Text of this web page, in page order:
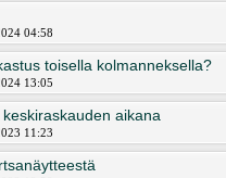
04:58
toisella kolmanneksella?
13:05
aikana
11:23